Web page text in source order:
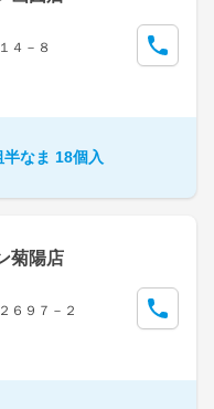
４－８
なま 18個入
菊陽店
６９７－２